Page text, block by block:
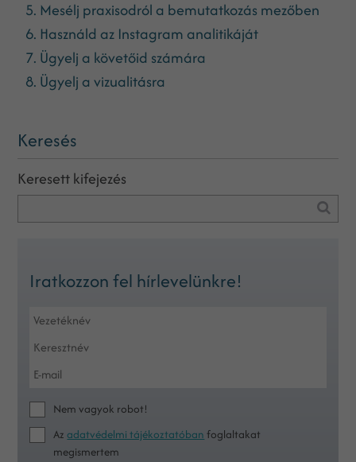
5. Mesélj praxisodról a bemutatkozás mezőben
6. Használd az Instagram analitikáját
7. Ügyelj a követőid számára
8. Ügyelj a vizualitásra
Keresés
Keresett kifejezés
Iratkozzon fel hírlevelünkre!
Nem vagyok robot!
Azadatvédelmi tájékoztatóban foglaltakat
megismertem